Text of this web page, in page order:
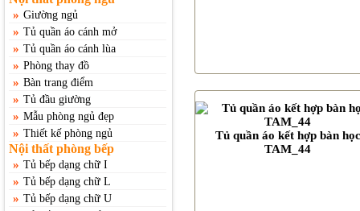
» Giường ngủ
» Tủ quần áo cánh mở
» Tủ quần áo cánh lùa
» Phòng thay đồ
» Bàn trang điểm
» Tủ đầu giường
» Mẫu phòng ngủ đẹp
» Thiết kế phòng ngủ
Nội thất phòng bếp
» Tủ bếp dạng chữ I
» Tủ bếp dạng chữ L
» Tủ bếp dạng chữ U
Tủ quần áo kết hợp bàn học
TAM_44